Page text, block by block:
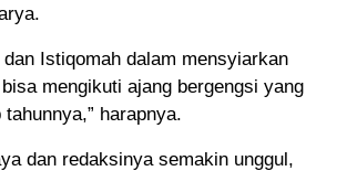
Istiqomah dalam mensyiarkan
mengikuti ajang bergengsi yang
harapnya.
dan redaksinya semakin unggul,